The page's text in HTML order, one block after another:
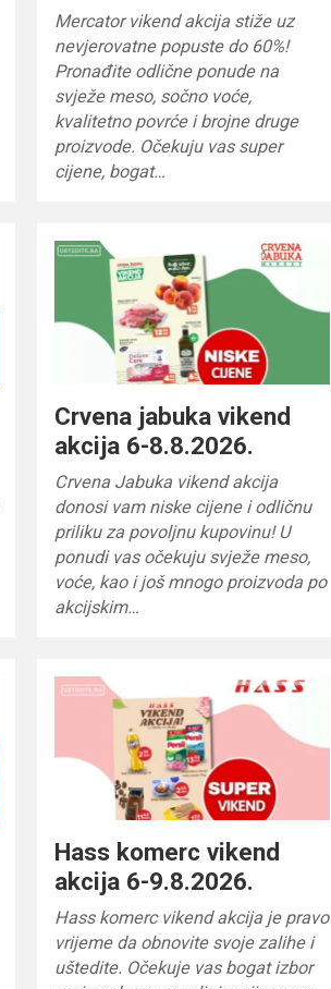
Mercator vikend akcija stiže uz
nevjerovatne popuste do 60%!
Pronađite odlične ponude na
svježe meso, sočno voće,
kvalitetno povrće i brojne druge
proizvode. Očekuju vas super
cijene, bogat…
Crvena jabuka vikend
akcija 6-8.8.2026.
Crvena Jabuka vikend akcija
donosi vam niske cijene i odličnu
priliku za povoljnu kupovinu! U
ponudi vas očekuju svježe meso,
voće, kao i još mnogo proizvoda po
akcijskim…
Hass komerc vikend
akcija 6-9.8.2026.
Hass komerc vikend akcija je pravo
vrijeme da obnovite svoje zalihe i
uštedite. Očekuje vas bogat izbor